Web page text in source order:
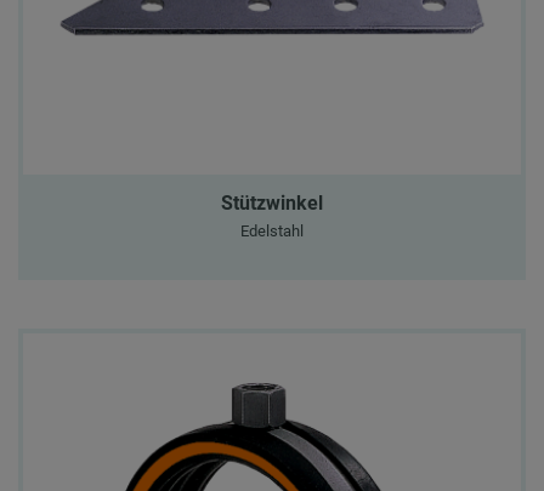
Stützwinkel
Edelstahl